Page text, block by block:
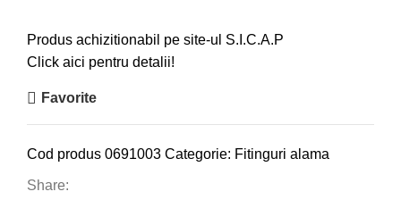
Produs achizitionabil pe site-ul S.I.C.A.P
Click aici pentru detalii!
Favorite
Cod produs 0691003 Categorie: Fitinguri alama
Share: